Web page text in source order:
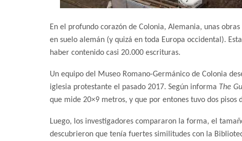
En el profundo corazón de Colonia, Alemania, unas
en suelo alemán (y quizá en toda Europa occidental).
haber contenido casi 20.000 escrituras.
Un equipo del Museo Romano-Germánico de Colonia
iglesia protestante el pasado 2017. Según informa The
que mide 20×9 metros, y que por entones tuvo dos pisos
Luego, los investigadores compararon la forma, el
descubrieron que tenía fuertes similitudes con la